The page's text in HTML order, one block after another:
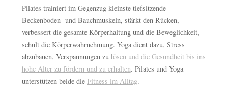
Pilates trainiert im Gegenzug kleinste tiefsitzende
Beckenboden- und Bauchmuskeln, stärkt den Rücken,
verbessert die gesamte Körperhaltung und die Beweglichkeit,
schult die Körperwahrnehmung. Yoga dient dazu, Stress
abzubauen, Verspannungen zu lösen und die Gesundheit bis ins
hohe Alter zu fördern und zu erhalten. Pilates und Yoga
unterstützen beide die Fitness im Alltag.